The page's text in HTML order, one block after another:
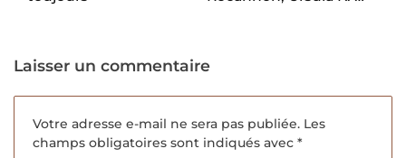
Laisser un commentaire
Votre adresse e-mail ne sera pas publiée. Les
champs obligatoires sont indiqués avec *